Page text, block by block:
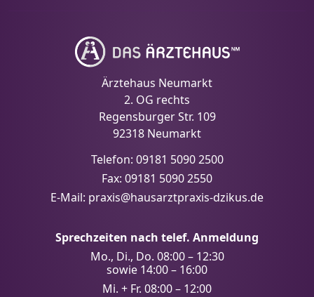
Ärztehaus Neumarkt
2. OG rechts
Regensburger Str. 109
92318 Neumarkt
Telefon: 09181 5090 2500
Fax: 09181 5090 2550
E-Mail: praxis@hausarztpraxis-dzikus.de
Sprechzeiten nach telef. Anmeldung
Mo., Di., Do. 08:00 – 12:30
sowie 14:00 – 16:00
Mi. + Fr. 08:00 – 12:00